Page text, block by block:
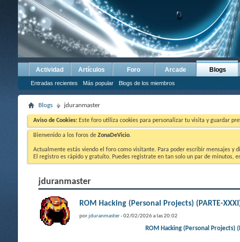
Actividad Artículos Foro Arcade Blogs
Entradas recientes Más popular Blogs de los miembros
Blogs jduranmaster
Aviso de Cookies: Este foro utiliza cookies para personalizar tu visita y guardar
Bienvenido a los foros de ZonaDeVicio.
Actualmente estás viendo el foro como visitante. Para poder escribir mensajes
El registro es rápido y gratuíto. Puedes registrate en tan solo un par de minutos,
jduranmaster
ROM Hacking (Personal Projects) (PARTE-
porjduranmaster- 02/02/2026 a las 20:02
ROM Hacking (Personal Projects)